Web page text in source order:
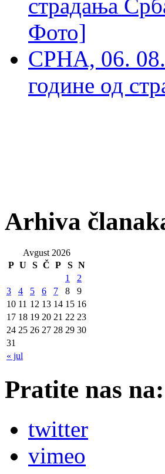
страдања
Фото]
СРНА, 06.
године од
Arhiva
Avgust 2026
P U S Č P S N
« jul
1
2
3
4 5 6 7 8
9
10 11 12 13 14 15 16
17 18 19 20 21 22 23
24 25 26 27 28 29 30
31
Pratite nas na:
twitter
vimeo